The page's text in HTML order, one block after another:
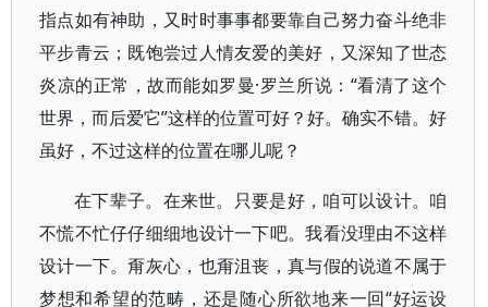
指点如有神助，又时时事事都要靠自己努力奋斗绝非
平步青云；既饱尝过人情友爱的美好，又深知了世态
炎凉的正常，故而能如罗曼·罗兰所说：“看清了这个
世界，而后爱它”这样的位置可好？好。确实不错。好
虽好，不过这样的位置在哪儿呢？
在下辈子。在来世。只要是好，咱可以设计。咱
不慌不忙仔仔细细地设计一下吧。我看没理由不这样
设计一下。甭灰心，也甭沮丧，真与假的说道不属于
梦想和希望的范畴，还是随心所欲地来一回“好运设